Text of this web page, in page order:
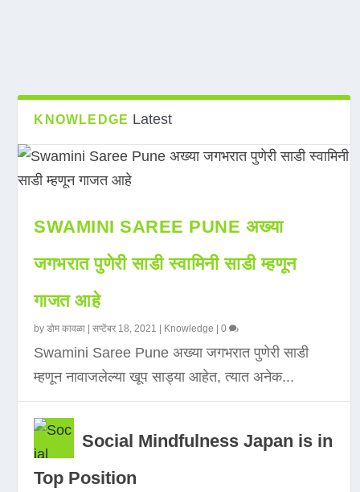
KNOWLEDGE Latest
SWAMINI SAREE PUNE अख्या
जगभरात पुणेरी साडी स्वामिनी साडी म्हणून
गाजत आहे
byडोम कावळा |सप्टेंबर 18, 2021 Knowledge |0
Swamini Saree Pune अख्या जगभरात पुणेरी साडी
म्हणून नावाजलेल्या खूप साड्या आहेत, त्यात अनेक...
Social Mindfulness Japan is in
Top Position